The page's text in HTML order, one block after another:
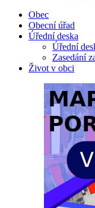
Obec
Obecní úřad
Úřední deska
Úřední
Zasedání
Život v obci